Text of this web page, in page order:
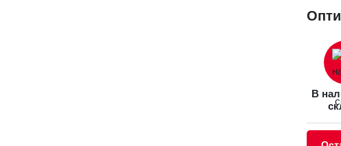
В